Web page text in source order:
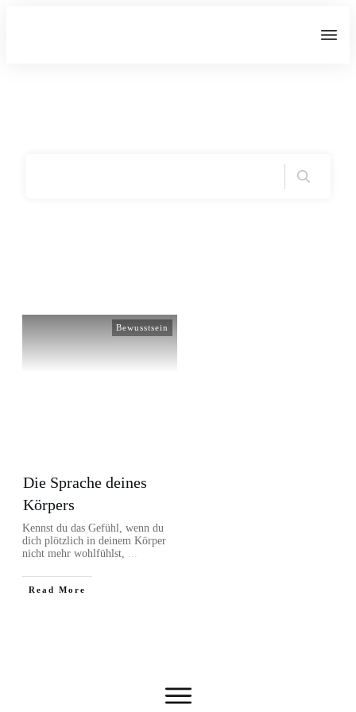
Bewusstsein
Die Sprache deines
Körpers
Kennst du das Gefühl, wenn du
dich plötzlich in deinem Körper
nicht mehr wohlfühlst, ...
Read More